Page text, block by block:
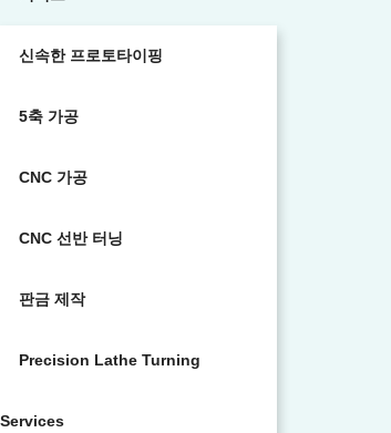
신속한 프로토타이핑
5축 가공
CNC 가공
CNC 선반 터닝
판금 제작
Precision Lathe Turning
Services